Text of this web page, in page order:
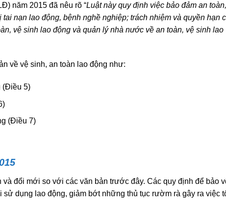
năm 2015 đã nêu rõ “Luật này quy định việc bảo đảm an
nạn lao động, bệnh nghề nghiệp; trách nhiệm và quyền hạn
vệ sinh lao động và quản lý nhà nước về an toàn, vệ sinh lao
về vệ sinh, an toàn lao động như:
(Điều 5)
(Điều 7)
đổi mới so với các văn bản trước đây. Các quy định để bảo
dụng lao động, giảm bớt những thủ tục rườm rà gây ra việc